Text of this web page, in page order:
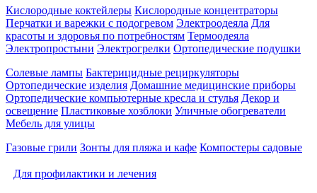
Кислородные коктейлеры Кислородные концентраторы
Перчатки и варежки с подогревом Электроодеяла Для
красоты и здоровья по потребностям Термоодеяла
Электропростыни Электрогрелки Ортопедические подушки
Солевые лампы Бактерицидные рециркуляторы
Ортопедические изделия Домашние медицинские приборы
Ортопедические компьютерные кресла и стулья Декор и
освещение Пластиковые хозблоки Уличные обогреватели
Мебель для улицы
Газовые грили Зонты для пляжа и кафе Компостеры садовые
Для профилактики и лечения